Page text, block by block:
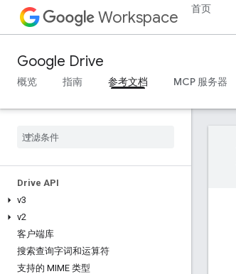
Workspace 首页
Google Drive
概览 指南 参考文档 MCP 服务器
Drive API
v3
v2
客户端库
搜索查询字词和运算符
支持的 MIME 类型